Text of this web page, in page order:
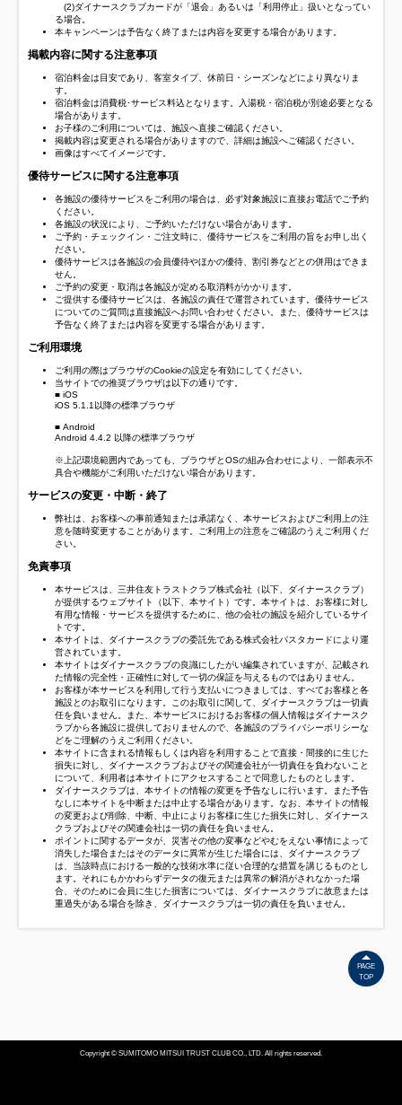
(2)ダイナースクラブカードが「退会」あるいは「利用停止」扱いとなってい
る場合。
本キャンペーンは予告なく終了または内容を変更する場合があります。
掲載内容に関する注意事項
宿泊料金は目安であり、客室タイプ、休前日・シーズンなどにより異なりま
す。
宿泊料金は消費税･サービス料込となります。入湯税・宿泊税が別途必要となる
場合があります。
お子様のご利用については、施設へ直接ご確認ください。
掲載内容は変更される場合がありますので、詳細は施設へご確認ください。
画像はすべてイメージです。
優待サービスに関する注意事項
各施設の優待サービスをご利用の場合は、必ず対象施設に直接お電話でご予約
ください。
各施設の状況により、ご予約いただけない場合があります。
ご予約・チェックイン・ご注文時に、優待サービスをご利用の旨をお申し出く
ださい。
優待サービスは各施設の会員優待やほかの優待、割引券などとの併用はできま
せん。
ご予約の変更・取消は各施設が定める取消料がかかります。
ご提供する優待サービスは、各施設の責任で運営されています。優待サービス
についてのご質問は直接施設へお問い合わせください。また、優待サービスは
予告なく終了または内容を変更する場合があります。
ご利用環境
ご利用の際はブラウザのCookieの設定を有効にしてください。
当サイトでの推奨ブラウザは以下の通りです。
■ iOS
iOS 5.1.1以降の標準ブラウザ
■ Android
Android 4.4.2 以降の標準ブラウザ
※上記環境範囲内であっても、ブラウザとOSの組み合わせにより、一部表示不
具合や機能がご利用いただけない場合があります。
サービスの変更・中断・終了
弊社は、お客様への事前通知または承諾なく、本サービスおよびご利用上の注
意を随時変更することがあります。ご利用上の注意をご確認のうえご利用くだ
さい。
免責事項
本サービスは、三井住友トラストクラブ株式会社（以下、ダイナースクラブ）
が提供するウェブサイト（以下、本サイト）です。本サイトは、お客様に対し
有用な情報・サービスを提供するために、他の会社の施設を紹介しているサイ
トです。
本サイトは、ダイナースクラブの委託先である株式会社パスタカードにより運
営されています。
本サイトはダイナースクラブの良識にしたがい編集されていますが、記載され
た情報の完全性・正確性に対して一切の保証を与えるものではありません。
お客様が本サービスを利用して行う支払いにつきましては、すべてお客様と各
施設とのお取引になります。このお取引に関して、ダイナースクラブは一切責
任を負いません。また、本サービスにおけるお客様の個人情報はダイナースク
ラブから各施設に提供しておりませんので、各施設のプライバシーポリシーな
どをご理解のうえご利用ください。
本サイトに含まれる情報もしくは内容を利用することで直接・間接的に生じた
損失に対し、ダイナースクラブおよびその関連会社が一切責任を負わないこと
について、利用者は本サイトにアクセスすることで同意したものとします。
ダイナースクラブは、本サイトの情報の変更を予告なしに行います。また予告
なしに本サイトを中断または中止する場合があります。なお、本サイトの情報
の変更および削除、中断、中止によりお客様に生じた損失に対し、ダイナース
クラブおよびその関連会社は一切の責任を負いません。
ポイントに関するデータが、災害その他の変事などやむをえない事情によって
消失した場合またはそのデータに異常が生じた場合には、ダイナースクラブ
は、当該時点における一般的な技術水準に従い合理的な措置を講じるものとし
ます。それにもかかわらずデータの復元または異常の解消がされなかった場
合、そのために会員に生じた損害については、ダイナースクラブに故意または
重過失がある場合を除き、ダイナースクラブは一切の責任を負いません。
PAGE
TOP
Copyright © SUMITOMO MITSUI TRUST CLUB CO., LTD. All rights reserved.